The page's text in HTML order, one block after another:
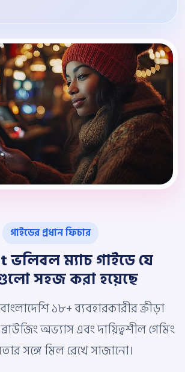
গাইডের প্রধান ফিচার
ভলিবল ম্যাচ গাইডে যে
সহজ করা হয়েছে
১৮+ ব্যবহারকারীর ক্রীড়া
অভ্যাস এবং দায়িত্বশীল গেমিং
সঙ্গে মিল রেখে সাজানো।